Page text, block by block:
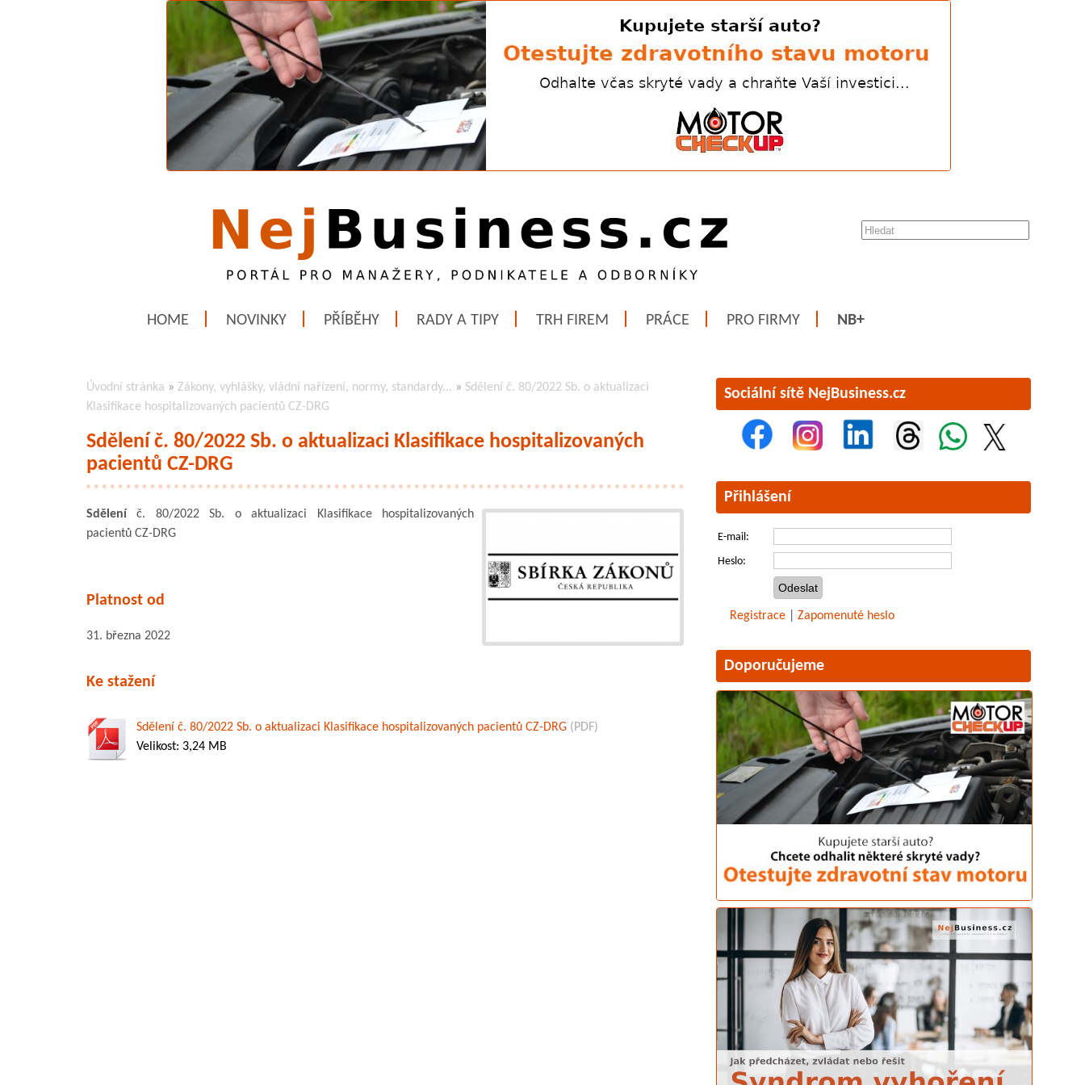
HOME NOVINKY PŘÍBĚHY RADY A TIPY TRH FIREM PRÁCE PRO FIRMY NB+
Úvodní stránka » Zákony, vyhlášky, vládní nařízení, normy, standardy... » Sdělení č. 80/2022 Sb. o aktualizaci
Klasifikace hospitalizovaných pacientů CZ-DRG
Sdělení č. 80/2022 Sb. o aktualizaci Klasifikace hospitalizovaných
pacientů CZ-DRG
Sděleníč. 80/2022 Sb. o aktualizaci Klasifikace hospitalizovaných
pacientů CZ-DRG
Platnost od
31. března 2022
Ke stažení
Sdělení č. 80/2022 Sb. o aktualizaci Klasifikace hospitalizovaných pacientů CZ-DRG (PDF)
Velikost: 3,24 MB
Sociální sítě NejBusiness.cz
Přihlášení
E-mail:
Heslo:
Registrace Zapomenuté heslo
Doporučujeme